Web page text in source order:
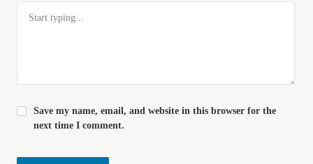
Save my name, email, and website in this browser for the
next time I comment.